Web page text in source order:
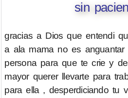
sin
gracias a Dios que entendi
a ala mama no es
persona para que te crie y
mayor querer llevarte para
para ella , desperdiciando tu